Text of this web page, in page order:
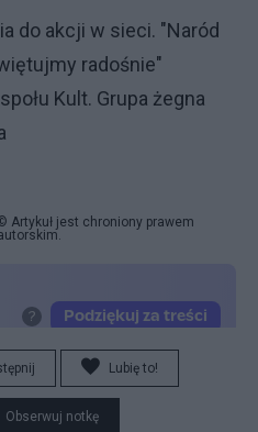
do akcji w sieci. "Naród
radośnie"
Kult. Grupa żegna
Artykuł jest chroniony prawem
Lubię to!
Obserwuj notkę